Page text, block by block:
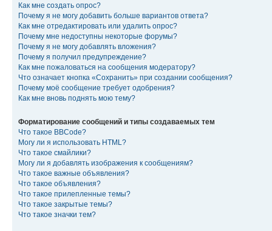
Как мне создать опрос?
Почему я не могу добавить больше вариантов ответа?
Как мне отредактировать или удалить опрос?
Почему мне недоступны некоторые форумы?
Почему я не могу добавлять вложения?
Почему я получил предупреждение?
Как мне пожаловаться на сообщения модератору?
Что означает кнопка «Сохранить» при создании сообщения?
Почему моё сообщение требует одобрения?
Как мне вновь поднять мою тему?
Форматирование сообщений и типы создаваемых тем
Что такое BBCode?
Могу ли я использовать HTML?
Что такое смайлики?
Могу ли я добавлять изображения к сообщениям?
Что такое важные объявления?
Что такое объявления?
Что такое прилепленные темы?
Что такое закрытые темы?
Что такое значки тем?